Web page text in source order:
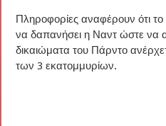
Πληροφορίες αναφέρουν ότι
να δαπανήσει η Ναντ ώστε να
δικαιώματα του Πάρντο
των 3 εκατομμυρίων.